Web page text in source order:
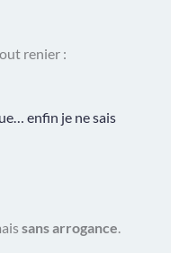
renier :
enfin je ne sais
sans arrogance